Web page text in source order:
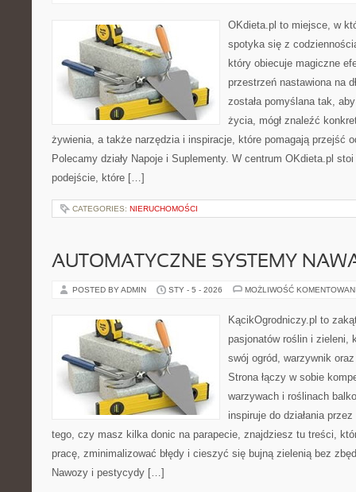
OKdieta.pl to miejsce, w
spotyka się z
który obiecuje magiczne
przestrzeń nastawiona na
została pomyślana tak,
życia, mógł znaleźć
żywienia, a także narzędzia i inspiracje, które pomagają przejść
Polecamy działy Napoje i Suplementy. W centrum OKdieta.pl
podejście, które […]
CATEGORIES: NIERUCHOMOŚCI
AUTOMATYCZNE SYSTEMY
POSTED BY ADMIN STY - 5 - 2026 MOŻLIWOŚĆ
KącikOgrodniczy.pl to
pasjonatów roślin i zieleni,
swój ogród, warzywnik
Strona łączy w sobie
warzywach i roślinach
inspiruje do działania
tego, czy masz kilka donic na parapecie, znajdziesz tu treści,
pracę, zminimalizować błędy i cieszyć się bujną zielenią bez
Nawozy i pestycydy […]